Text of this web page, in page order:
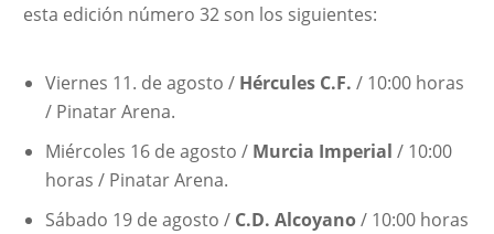
esta edición número 32 son los siguientes:
Viernes 11. de agosto / Hércules C.F. / 10:00 horas
/ Pinatar Arena.
Miércoles 16 de agosto / Murcia Imperial / 10:00
horas / Pinatar Arena.
Sábado 19 de agosto / C.D. Alcoyano/ 10:00 horas